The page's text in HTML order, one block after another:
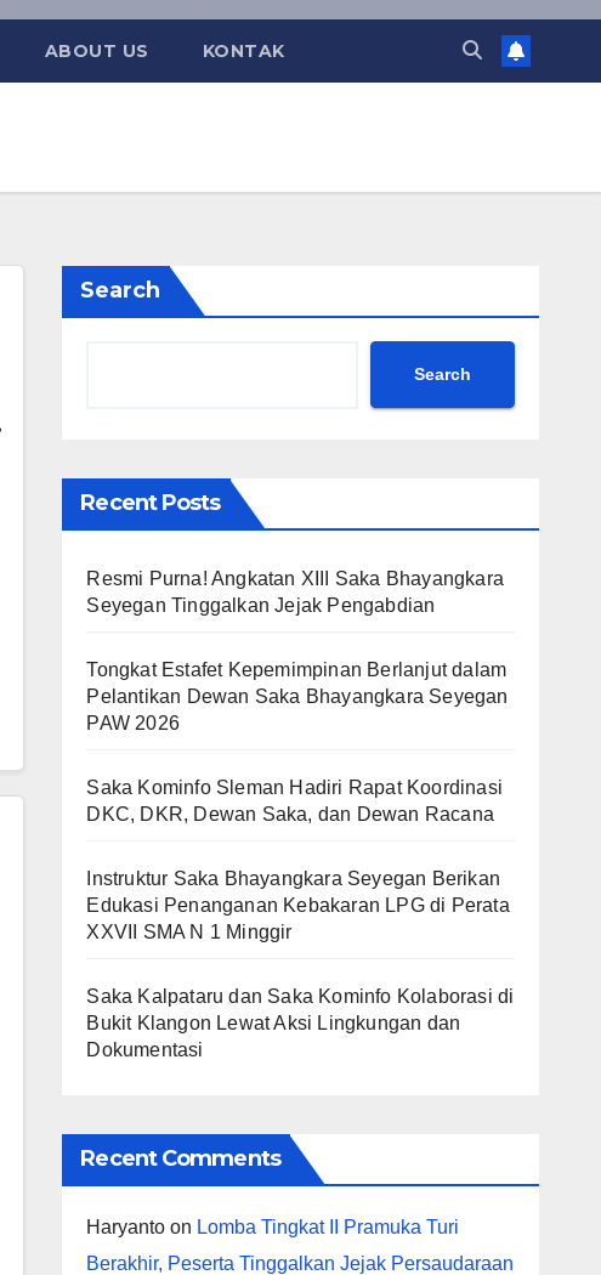
ABOUT US KONTAK
Search
Search
Recent Posts
Resmi Purna! Angkatan XIII Saka Bhayangkara
Seyegan Tinggalkan Jejak Pengabdian
Tongkat Estafet Kepemimpinan Berlanjut dalam
Pelantikan Dewan Saka Bhayangkara Seyegan
PAW 2026
Saka Kominfo Sleman Hadiri Rapat Koordinasi
DKC, DKR, Dewan Saka, dan Dewan Racana
Instruktur Saka Bhayangkara Seyegan Berikan
Edukasi Penanganan Kebakaran LPG di Perata
XXVII SMA N 1 Minggir
Saka Kalpataru dan Saka Kominfo Kolaborasi di
Bukit Klangon Lewat Aksi Lingkungan dan
Dokumentasi
Recent Comments
Haryanto on Lomba Tingkat II Pramuka Turi
Berakhir, Peserta Tinggalkan Jejak Persaudaraan